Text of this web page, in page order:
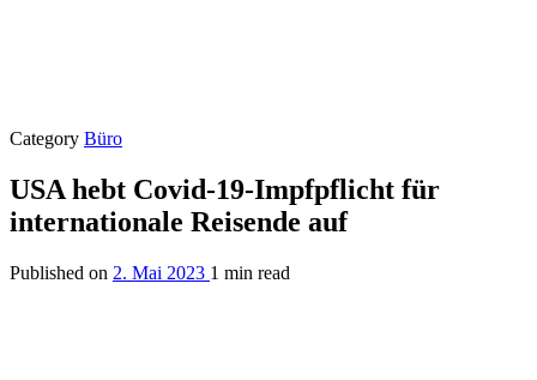
Category Büro
USA hebt Covid-19-Impfpflicht für
internationale Reisende auf
Published on 2. Mai 2023 1 min read